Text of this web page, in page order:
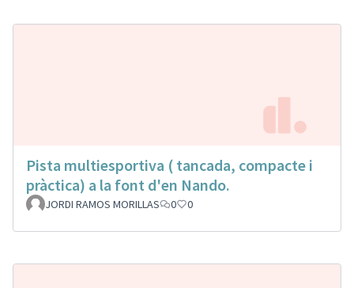
Pista multiesportiva ( tancada, compacte i
pràctica) a la font d'en Nando.
JORDI RAMOS MORILLAS 0 0